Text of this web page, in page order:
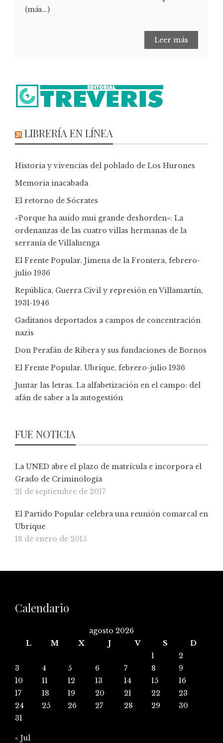
(más…)
Leer más
LIBRERÍA EN LÍNEA
Historia y vivencias del poblado de Los Hurones
Memoria inacabada
El retorno de Sócrates
«Porque ha auido mui grande deshorden»: La
ordenanzas de las cuatro villas hermanas de la
serranía de Villaluenga
El Frente Popular. Jimena de la Frontera, febrero-
julio 1936
República, Guerra Civil y represión en Villamartín,
1931-1946
Gaditanos deportados a campos de concentración
nazis
Don Perafán de Ribera y sus fundaciones de Bornos
El Frente Popular. Ubrique, febrero-julio 1936
Juntar las letras. La alfabetización en el campo: del
afán de saber a la autogestión
FUE NOTICIA
La UNED abre el plazo de matrícula e incorpora el
Grado de Criminología
21 de septiembre de 2017
El Partido Popular celebra una reunión comarcal en
Ubrique
18 de enero de 2015
Calendario
agosto 2026
L
M X J V S
D
1
2
3
4 5 6 7 8
9
10
11 12 13 14 15
16
17
18 19 20 21 22
23
24
25 26 27 28 29
30
31
« Jul